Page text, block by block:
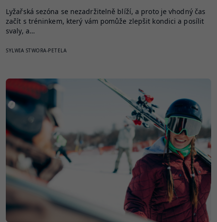
Lyžařská sezóna se nezadržitelně blíží, a proto je vhodný čas
začít s tréninkem, který vám pomůže zlepšit kondici a posílit
svaly, a…
SYLWIA STWORA-PETELA